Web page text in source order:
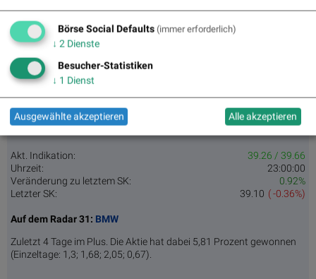
Akt. Indikation:
91.68 / 92.36
Uhrzeit:
Veränderung zu letztem SK:
Letzter SK:
Auf dem Radar 30:
Zuletzt 4 Tage im Plus. Die Aktie hat dabei 3,52 Prozent gewonnen
(Einzeltage: 0,25; 2,6; 0,41; 0,22).
Akt. Indikation:
39.26 / 39.66
Uhrzeit:
23:00:00
Veränderung zu letztem SK:
0.92%
Letzter SK:
( -0.36%)
39.10
Auf dem Radar 31: BMW
Zuletzt 4 Tage im Plus. Die Aktie hat dabei 5,81 Prozent gewonnen
(Einzeltage: 1,3; 1,68; 2,05; 0,67).
Börse Social Defaults (immer erforderlich)
↓ 2 Dienste
Besucher-Statistiken
↓ 1 Dienst
Ausgewählte akzeptieren Alle akzeptieren